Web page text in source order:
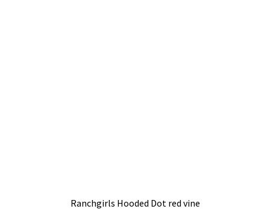
Ranchgirls Hooded Dot red vine